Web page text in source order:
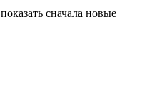
показать сначала новые